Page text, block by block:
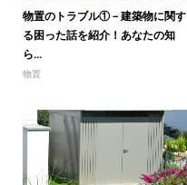
物置のトラブル①－建築物に関す
る困った話を紹介！あなたの知
ら...
物置